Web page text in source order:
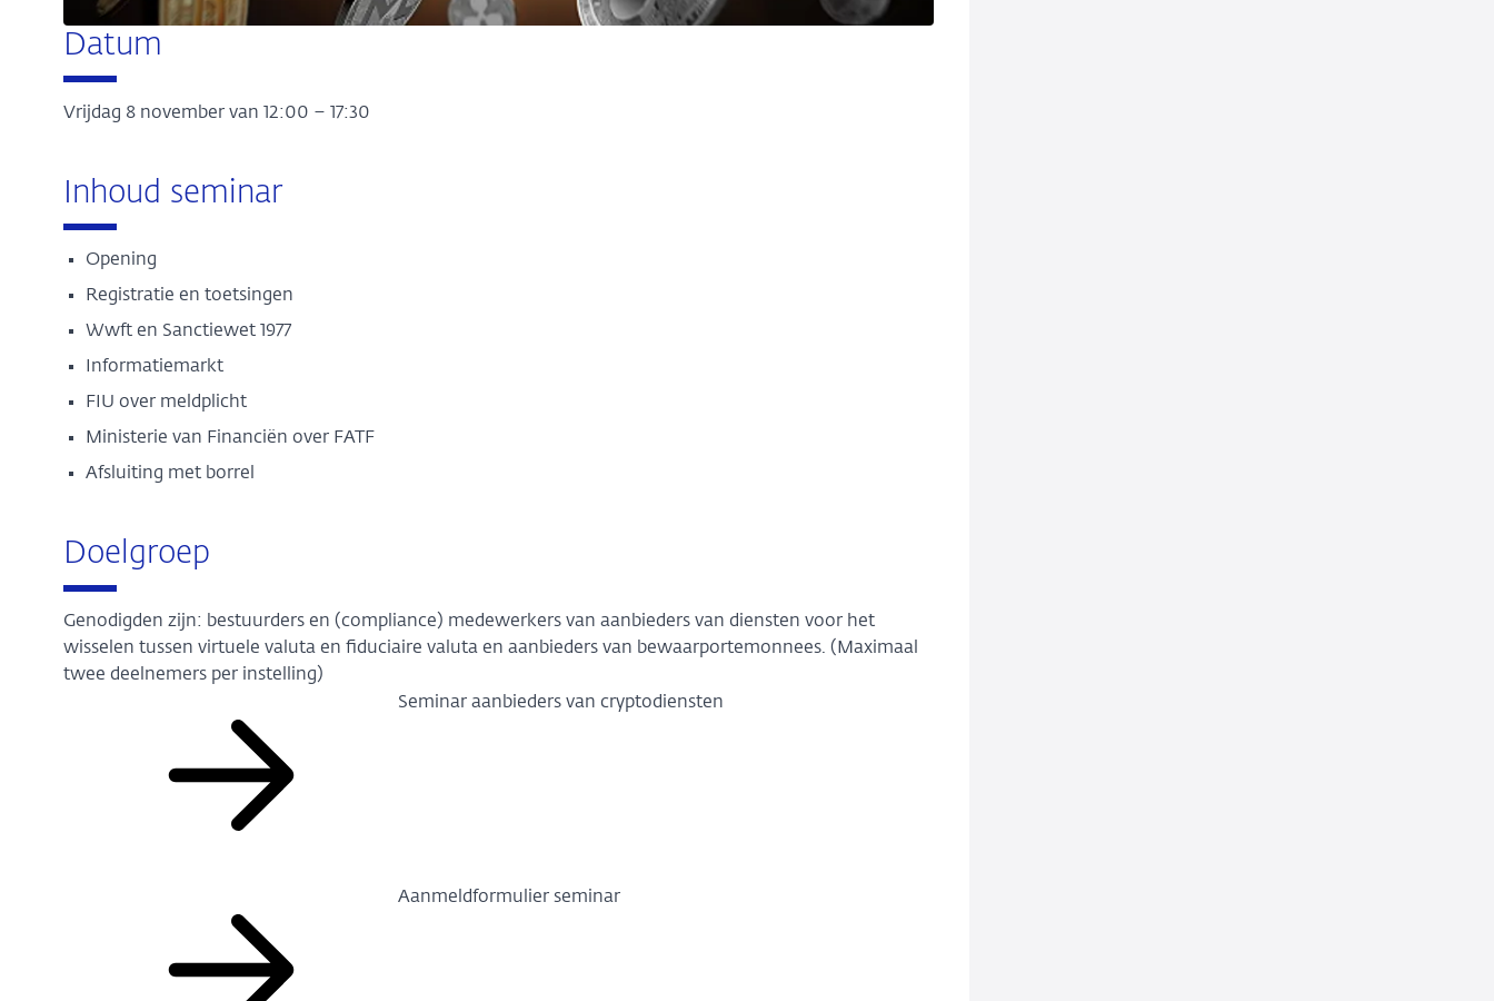
Datum
Vrijdag 8 november van 12:00 – 17:30
Inhoud seminar
Opening
Registratie en toetsingen
Wwft en Sanctiewet 1977
Informatiemarkt
FIU over meldplicht
Ministerie van Financiën over FATF
Afsluiting met borrel
Doelgroep
Genodigden zijn: bestuurders en (compliance) medewerkers van aanbieders van diensten voor het
wisselen tussen virtuele valuta en fiduciaire valuta en aanbieders van bewaarportemonnees. (Maximaal
twee deelnemers per instelling)
Seminar aanbieders van cryptodiensten
Aanmeldformulier seminar